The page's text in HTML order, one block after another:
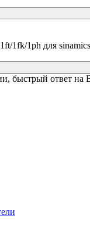
1fk/1ph для
быстрый ответ на